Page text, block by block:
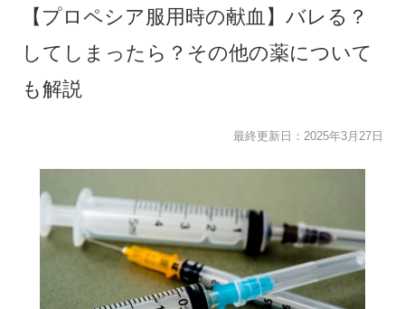
【プロペシア服用時の献血】バレる？
してしまったら？その他の薬について
も解説
最終更新日：2025年3月27日